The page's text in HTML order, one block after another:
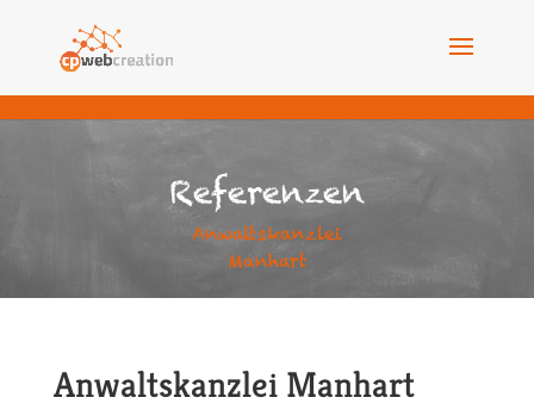
Referenzen
Anwaltskanzlei
Manhart
Anwaltskanzlei Manhart